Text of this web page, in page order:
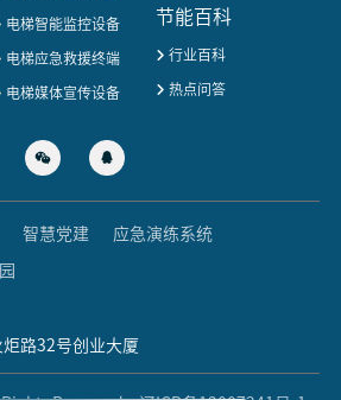
电梯智能监控设备
电梯应急救援终端
电梯媒体宣传设备
节能百科
行业百科
热点问答
智慧党建 应急演练系统
路32号创业大厦